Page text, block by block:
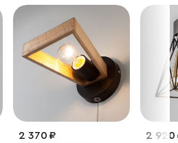
2 370 ₽ 2 920